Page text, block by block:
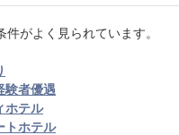
がよく見られています。
験者優遇
ホテル
トホテル